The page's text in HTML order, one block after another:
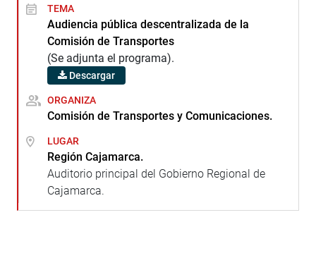
TEMA
Audiencia pública descentralizada de la
Comisión de Transportes
(Se adjunta el programa).
Descargar
ORGANIZA
Comisión de Transportes y Comunicaciones.
LUGAR
Región Cajamarca.
Auditorio principal del Gobierno Regional de
Cajamarca.